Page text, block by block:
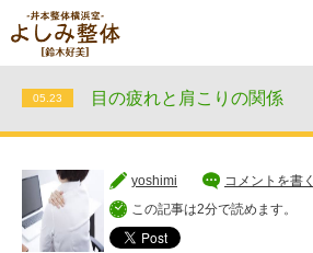
05.23 目の疲れと肩こりの関係
yoshimi
コメントを書く
この記事は2分で読めます。